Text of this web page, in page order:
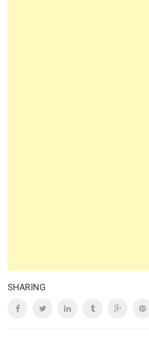
SHARING